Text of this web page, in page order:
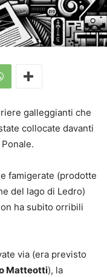
galleggianti che
collocate davanti
famigerate (prodotte
del lago di Ledro)
ha subito orribili
via (era previsto
Matteotti), la